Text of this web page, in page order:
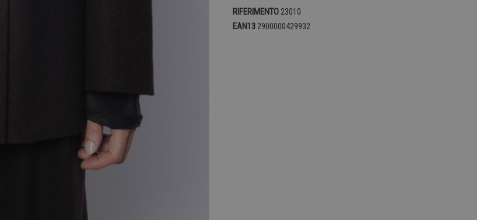
RIFERIMENTO23010
EAN132900000429932